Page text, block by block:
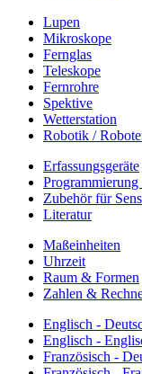
Lupen
Mikroskope
Fernglas
Teleskope
Fernrohre
Spektive
Wetterstation
Robotik /
Erfassungsgeräte
Zubehör für
Literatur
Maßeinheiten
Uhrzeit
Raum & Formen
Zahlen &
Englisch -
Englisch -
Französisch -